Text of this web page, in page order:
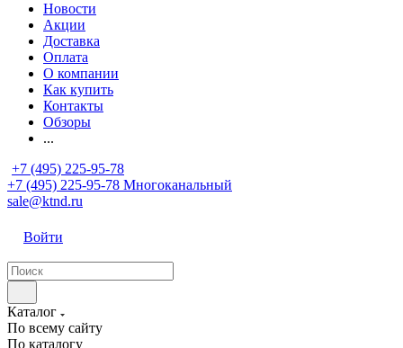
Новости
Акции
Доставка
Оплата
О компании
Как купить
Контакты
Обзоры
...
+7 (495) 225-95-78
+7 (495) 225-95-78 Многоканальный
sale@ktnd.ru
Войти
Каталог
По всему сайту
По каталогу